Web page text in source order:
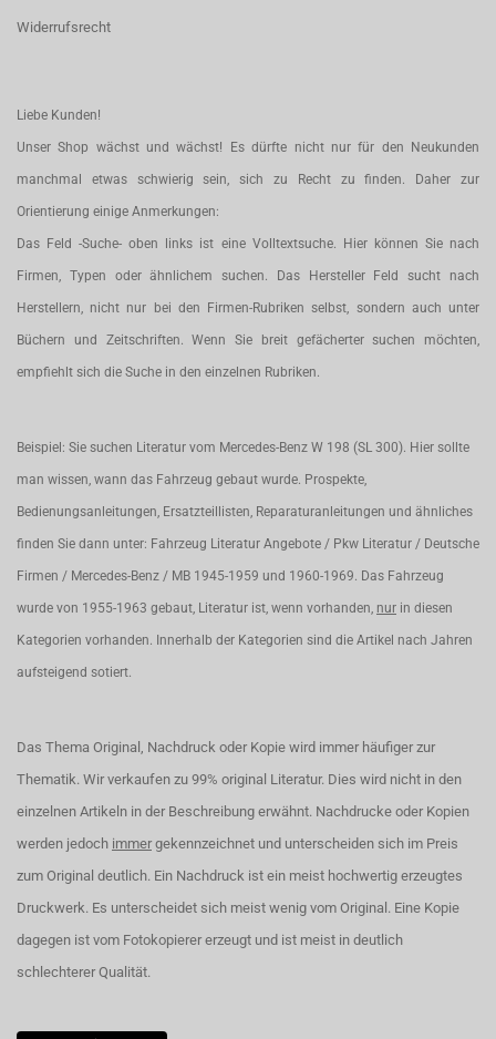
Widerrufsrecht
Liebe Kunden!
Unser Shop wächst und wächst! Es dürfte nicht nur für den Neukunden
manchmal etwas schwierig sein, sich zu Recht zu finden. Daher zur
Orientierung einige Anmerkungen:
Das Feld -Suche- oben links ist eine Volltextsuche. Hier können Sie nach
Firmen, Typen oder ähnlichem suchen. Das Hersteller Feld sucht nach
Herstellern, nicht nur bei den Firmen-Rubriken selbst, sondern auch unter
Büchern und Zeitschriften. Wenn Sie breit gefächerter suchen möchten,
empfiehlt sich die Suche in den einzelnen Rubriken.
Beispiel: Sie suchen Literatur vom Mercedes-Benz W 198 (SL 300). Hier sollte
man wissen, wann das Fahrzeug gebaut wurde. Prospekte,
Bedienungsanleitungen, Ersatzteillisten, Reparaturanleitungen und ähnliches
finden Sie dann unter: Fahrzeug Literatur Angebote / Pkw Literatur / Deutsche
Firmen / Mercedes-Benz / MB 1945-1959 und 1960-1969. Das Fahrzeug
wurde von 1955-1963 gebaut, Literatur ist, wenn vorhanden, nur in diesen
Kategorien vorhanden. Innerhalb der Kategorien sind die Artikel nach Jahren
aufsteigend sotiert.
Das Thema Original, Nachdruck oder Kopie wird immer häufiger zur
Thematik. Wir verkaufen zu 99% original Literatur. Dies wird nicht in den
einzelnen Artikeln in der Beschreibung erwähnt. Nachdrucke oder Kopien
werden jedoch immer gekennzeichnet und unterscheiden sich im Preis
zum Original deutlich. Ein Nachdruck ist ein meist hochwertig erzeugtes
Druckwerk. Es unterscheidet sich meist wenig vom Original. Eine Kopie
dagegen ist vom Fotokopierer erzeugt und ist meist in deutlich
schlechterer Qualität.